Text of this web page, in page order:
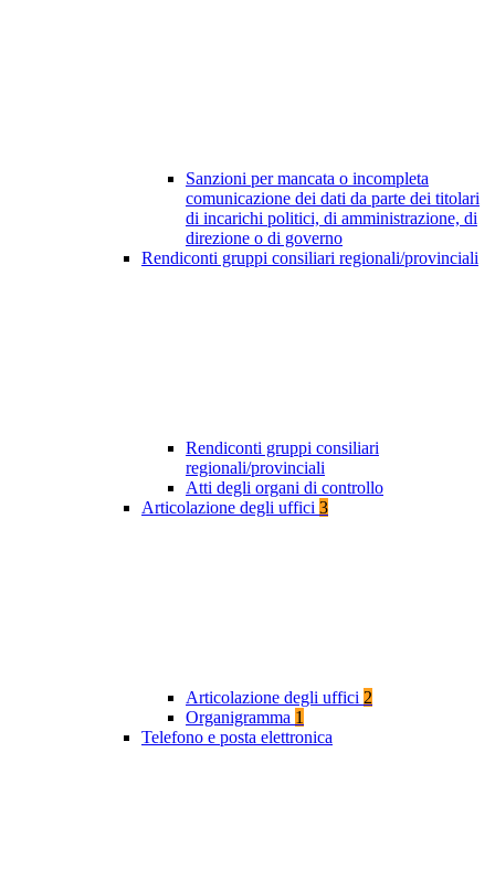
Sanzioni per mancata o incompleta
comunicazione dei dati da parte dei titolari
di incarichi politici, di amministrazione, di
direzione o di governo
Rendiconti gruppi consiliari regionali/provinciali
Rendiconti gruppi consiliari
regionali/provinciali
Atti degli organi di controllo
Articolazione degli uffici 3
Articolazione degli uffici 2
Organigramma 1
Telefono e posta elettronica